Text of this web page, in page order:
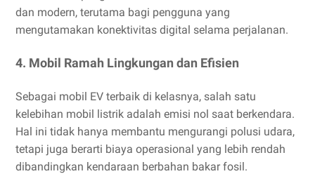
dan modern, terutama bagi pengguna yang
mengutamakan konektivitas digital selama perjalanan.
4. Mobil Ramah Lingkungan dan Efisien
Sebagai mobil EV terbaik di kelasnya, salah satu
kelebihan mobil listrik adalah emisi nol saat berkendara.
Hal ini tidak hanya membantu mengurangi polusi udara,
tetapi juga berarti biaya operasional yang lebih rendah
dibandingkan kendaraan berbahan bakar fosil.